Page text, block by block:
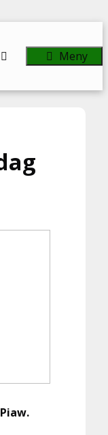
Meny